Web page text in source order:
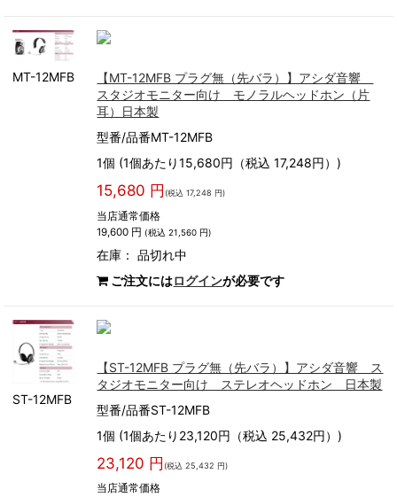
MT-12MFB
【MT-12MFB プラグ無（先バラ）】アシダ音響
スタジオモニター向け モノラルヘッドホン（片
耳）日本製
型番/品番MT-12MFB
1個 (1個あたり15,680円（税込 17,248円）)
15,680 円 (税込 17,248 円)
当店通常価格
19,600 円 (税込 21,560 円)
在庫：品切れ中
ご注文にはログインが必要です
ST-12MFB
【ST-12MFB プラグ無（先バラ）】アシダ音響 ス
タジオモニター向け ステレオヘッドホン 日本製
型番/品番ST-12MFB
1個 (1個あたり23,120円（税込 25,432円）)
23,120 円 (税込 25,432 円)
当店通常価格